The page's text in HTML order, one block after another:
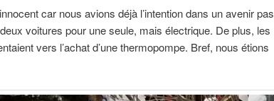
car nous avions déjà l’intention dans un avenir pas
voitures pour une seule, mais électrique. De plus, les
vers l’achat d’une thermopompe. Bref, nous étions